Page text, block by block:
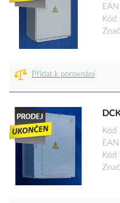
EAN
Kód
Přidat k porovnání
Kód
EAN
Kód